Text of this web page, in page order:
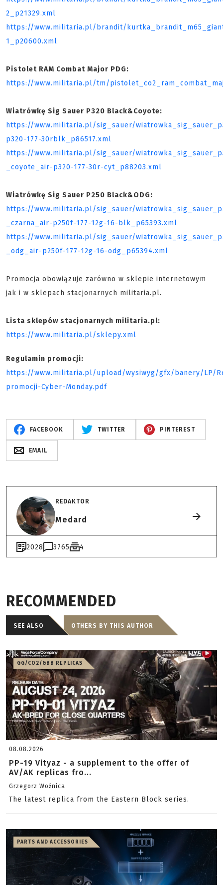
2_p21329.xml
https://www.militaria.pl/brandit/
1_p20600.xml
Pistolet RAM Combat Major PDG:
https://www.militaria.pl/tm/
Wiatrówkę Sig Sauer P320 Black&Coyote:
https://www.militaria.pl/sig_sauer/
p320-177-30rblk_p86517.xml
https://www.militaria.pl/sig_sauer/
_coyote_air-p320-177-30r-cyt_p88203.xml
Wiatrówkę Sig Sauer P250 Black&ODG:
https://www.militaria.pl/sig_sauer/
_czarna_air-p250f-177-12g-16-blk_p65393.xml
https://www.militaria.pl/sig_sauer/
_odg_air-p250f-177-12g-16-odg_p65394.xml
Promocja obowiązuje zarówno w sklepie internetowym
jak i w sklepach stacjonarnych militaria.pl.
Lista sklepów stacjonarnych militaria.pl:
https://www.militaria.pl/sklepy.xml
Regulamin promocji:
https://www.militaria.pl/upload/wysiwyg/gfx/banery/LP/
promocji-Cyber-Monday.pdf
FACEBOOK TWITTER PINTEREST
EMAIL
REDAKTOR
Medard
2028 3765 4
RECOMMENDED
SEE ALSO OTHERS BY THIS AUTHOR
GG/CO2/GBB REPLICAS
08.08.2026
PP-19 Vityaz - a supplement to the offer of
AV/AK replicas fro...
Grzegorz Woźnica
The latest replica from the Eastern Block series.
PARTS AND ACCESSORIES